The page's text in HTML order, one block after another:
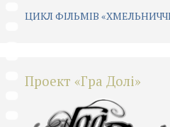
ЦИКЛ ФІЛЬМІВ
Проект «Гра Долі»